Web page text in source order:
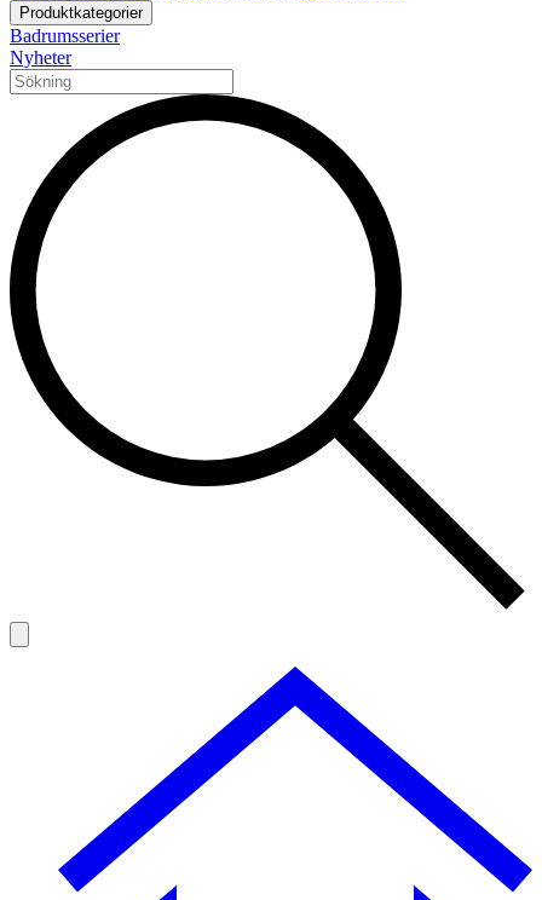
Produktkategorier
Badrumsserier
Nyheter